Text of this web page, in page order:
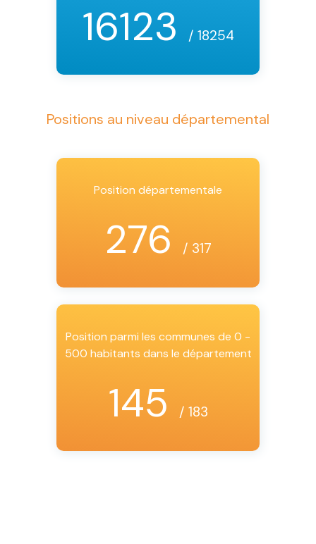
16123 / 18254
Positions au niveau départemental
Position départementale
276 / 317
Position parmi les communes de 0 -
500 habitants dans le département
145 / 183